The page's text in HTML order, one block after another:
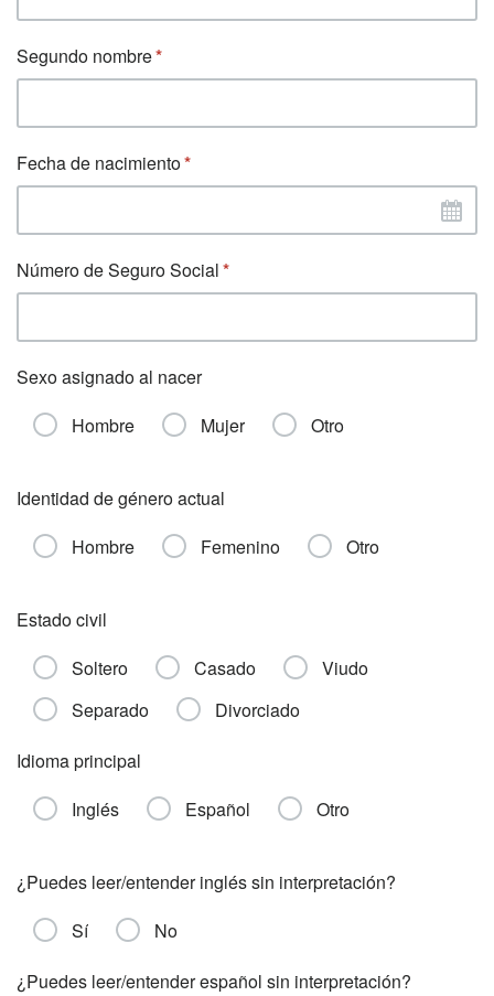
Segundo nombre
Fecha de nacimiento
Número de Seguro Social
Sexo asignado al nacer
Hombre
Mujer Otro
Identidad de género actual
Hombre
Femenino Otro
Estado civil
Soltero
Casado
Viudo
Separado
Divorciado
Idioma principal
Inglés
Español Otro
¿Puedes leer/entender inglés sin interpretación?
Sí
No
¿Puedes leer/entender español sin interpretación?